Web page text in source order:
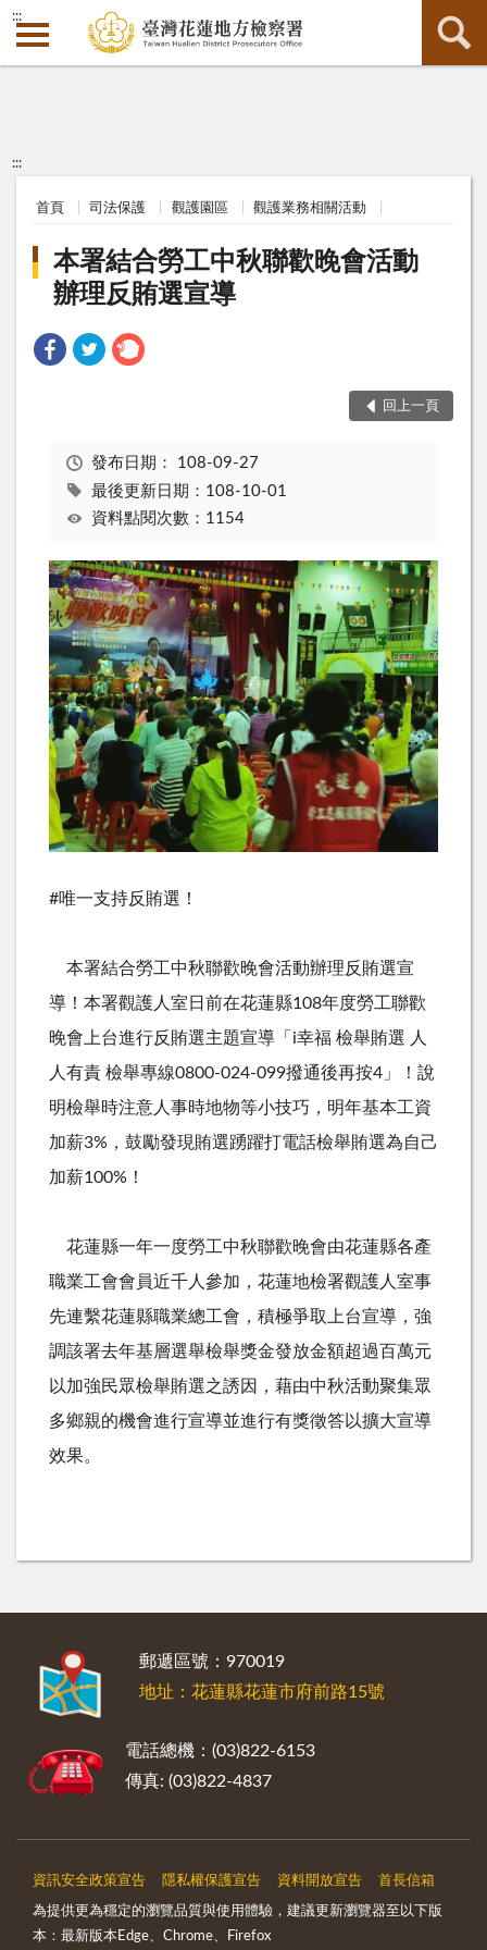
:::
:::
首頁 司法保護 觀護園區 觀護業務相關活動
本署結合勞工中秋聯歡晚會活動
辦理反賄選宣導
回上一頁
發布日期： 108-09-27
最後更新日期：108-10-01
資料點閱次數：1154
#唯一支持反賄選！
本署結合勞工中秋聯歡晚會活動辦理反賄選宣
導！本署觀護人室日前在花蓮縣108年度勞工聯歡
晚會上台進行反賄選主題宣導「i幸福 檢舉賄選 人
人有責 檢舉專線0800-024-099撥通後再按4」！說
明檢舉時注意人事時地物等小技巧，明年基本工資
加薪3%，鼓勵發現賄選踴躍打電話檢舉賄選為自己
加薪100%！
花蓮縣一年一度勞工中秋聯歡晚會由花蓮縣各產
職業工會會員近千人參加，花蓮地檢署觀護人室事
先連繫花蓮縣職業總工會，積極爭取上台宣導，強
調該署去年基層選舉檢舉獎金發放金額超過百萬元
以加強民眾檢舉賄選之誘因，藉由中秋活動聚集眾
多鄉親的機會進行宣導並進行有獎徵答以擴大宣導
效果。
郵遞區號：970019
地址：花蓮縣花蓮市府前路15號
電話總機：(03)822-6153
傳真: (03)822-4837
資訊安全政策宣告 隱私權保護宣告 資料開放宣告 首長信箱
為提供更為穩定的瀏覽品質與使用體驗，建議更新瀏覽器至以下版
本：最新版本Edge、Chrome、Firefox